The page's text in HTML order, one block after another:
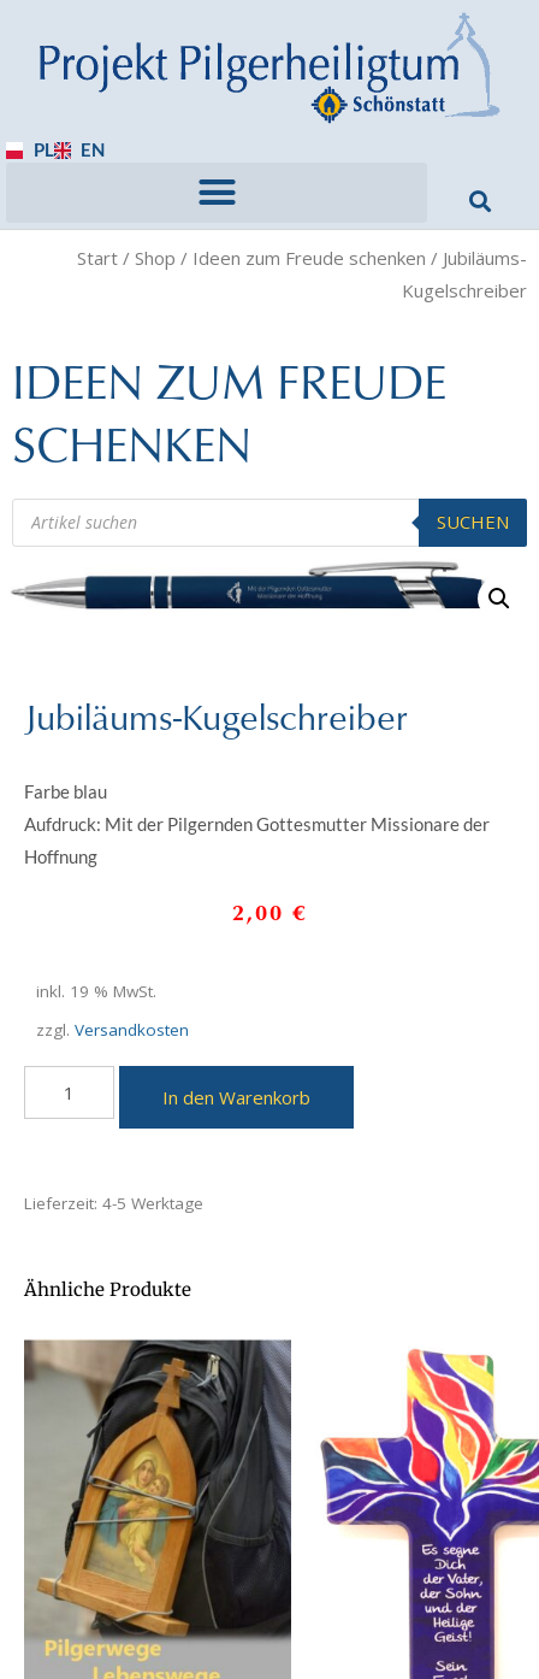
PL EN
Start / Shop / Ideen zum Freude schenken / Jubiläums-
Kugelschreiber
IDEEN ZUM FREUDE
SCHENKEN
SUCHEN
Jubiläums-Kugelschreiber
Farbe blau
Aufdruck: Mit der Pilgernden Gottesmutter Missionare der
Hoffnung
2,00 €
inkl. 19 % MwSt.
zzgl. Versandkosten
In den Warenkorb
Lieferzeit: 4-5 Werktage
Ähnliche Produkte